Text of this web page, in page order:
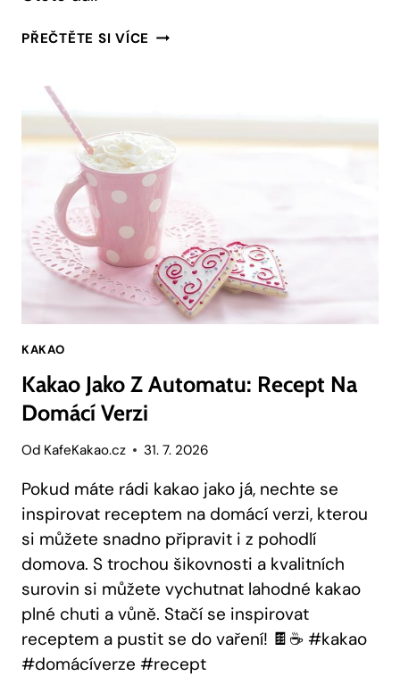
PŘEČTĚTE SI VÍCE CIBETKOVÁ
TENTO
EXOTICKÝ
NÁPOJ!
KAKAO
Kakao Jako Z Automatu: Recept Na
Domácí Verzi
Od KafeKakao.cz 31. 7. 2026
Pokud máte rádi kakao jako já, nechte se
inspirovat receptem na domácí verzi, kterou
si můžete snadno připravit i z pohodlí
domova. S trochou šikovnosti a kvalitních
surovin si můžete vychutnat lahodné kakao
plné chuti a vůně. Stačí se inspirovat
receptem a pustit se do vaření! 🍫☕️ #kakao
#domácíverze #recept